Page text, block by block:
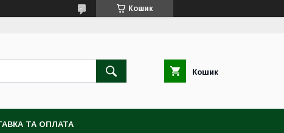
Кошик
Кошик
ТА ОПЛАТА